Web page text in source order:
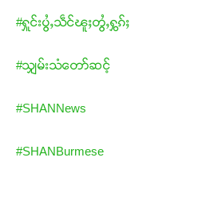
#ႁူင်းပွႆႇသဵင်ၽူႈတွႆႇႁွၵ်ႈ
#သျှမ်းသံတော်ဆင့်
#SHANNews
#SHANBurmese